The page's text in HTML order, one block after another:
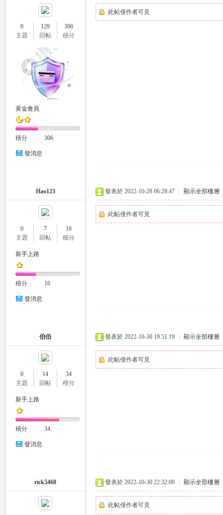
0
主題
129
回帖
306
積分
黃金會員
積分 306
發消息
此帖僅作者可見
Hao123
0
主題
7
回帖
16
積分
新手上路
積分 16
發消息
發表於 2022-10-28 06:28:47 顯示全部樓層
此帖僅作者可見
伯伯
0
主題
14
回帖
34
積分
新手上路
積分 34
發消息
發表於 2022-10-30 19:51:19 顯示全部樓層
此帖僅作者可見
rick5468 發表於 2022-10-30 22:32:09 顯示全部樓層
此帖僅作者可見